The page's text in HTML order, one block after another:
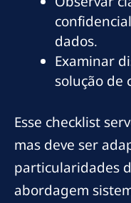
dados.
Examinar
solução de
Esse checklist
mas deve ser
particularidades
abordagem